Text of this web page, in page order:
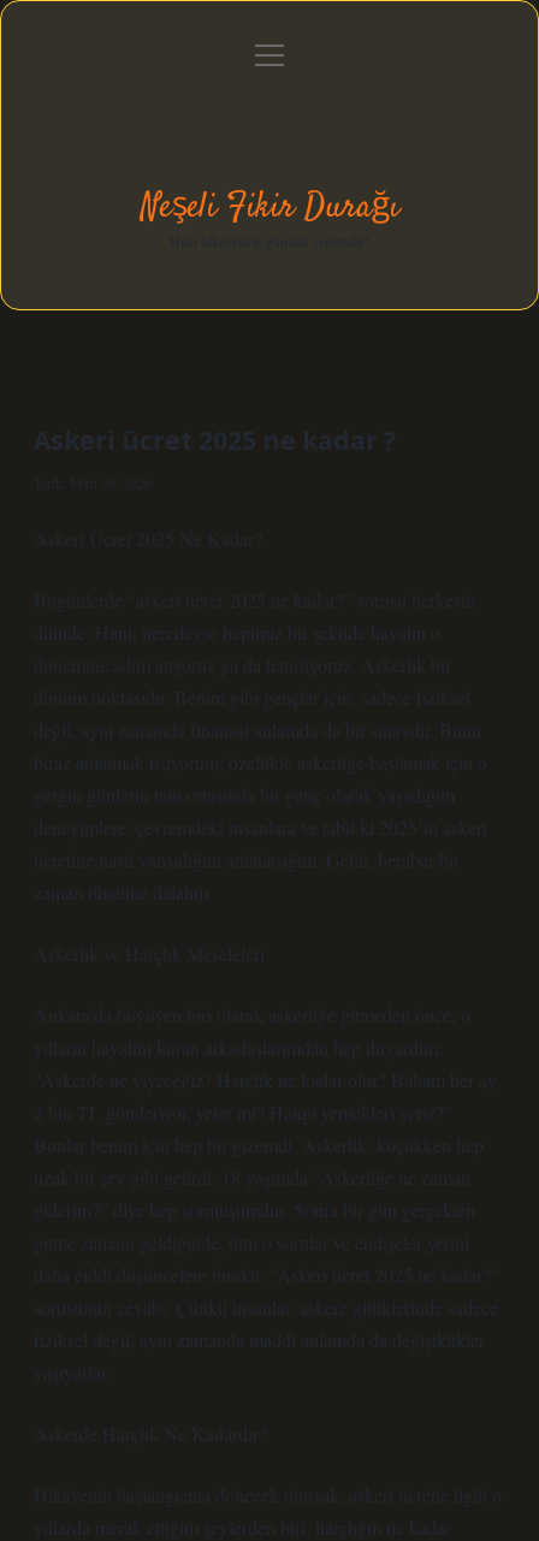
Gizlilik Politikası
menüyü
Neşeli Fikir Durağı
Askeri ücret 2025 ne kadar ?
Tarih: Mart 28, 2026
Askeri Ücret 2025 Ne Kadar?
Bugünlerde “askeri ücret 2025 ne kadar?” sorusu herkesin
dilinde. Hani, neredeyse hepimiz bir şekilde hayatın o
dönemine adım atıyoruz ya da hatırlıyoruz. Askerlik bir
dönüm noktasıdır. Benim gibi gençler için, sadece fiziksel
değil, aynı zamanda finansal anlamda da bir sınavdır. Bunu
biraz anlatmak istiyorum; özellikle askerliğe başlamak için o
gergin günlerin tam ortasında bir genç olarak yaşadığım
deneyimlere, çevremdeki insanlara ve tabii ki 2025’in askeri
ücretine nasıl yansıdığını anlatacağım. Gelin, beraber bir
zaman tüneline dalalım.
Askerlik ve Harçlık Meseleleri
Ankara’da büyüyen biri olarak askerliğe gitmeden önce, o
yılların hayalini kuran arkadaşlarımdan hep duyardım:
“Askerde ne yiyeceğiz? Harçlık ne kadar olur? Babam her ay
2 bin TL gönderiyor, yeter mi? Hangi yemekleri yeriz?”
Bunlar benim için hep bir gizemdi. Askerlik, küçükken hep
uzak bir şey gibi gelirdi. 18 yaşımda “Askerliğe ne zaman
giderim?” diye hep sormuşumdur. Sonra bir gün gerçekten
gitme zamanı geldiğinde, tüm o sorular ve endişeler yerini
daha ciddi düşüncelere bıraktı: “Askeri ücret 2025 ne kadar?”
sorusunun cevabı. Çünkü insanlar, askere gittiklerinde sadece
fiziksel değil, aynı zamanda maddi anlamda da değişiklikler
yaşıyorlar.
Askerde Harçlık Ne Kadardır?
Hikâyenin başlangıcına dönecek olursak, askeri ücretle ilgili o
yıllarda merak ettiğim şeylerden biri, harçlığın ne kadar